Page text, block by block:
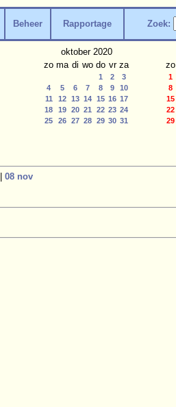
Beheer Rapportage Zoek:
oktober 2020
zo ma di wo do vr za
1 2
3
4
5 6 7 8 9
10
11
12 13 14 15 16 17
18
19 20 21 22 23 24
25
26 27 28 29 30 31
zo
1
8
15
22
29
08 nov